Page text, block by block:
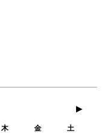
▶
木 金
土